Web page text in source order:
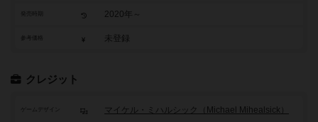
2020年～
参考価格 未登録
クレジット
ゲームデザイン マイケル・ミハルシック（Michael Mihealsick）